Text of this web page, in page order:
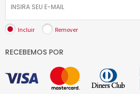
Incluir Remover
RECEBEMOS POR